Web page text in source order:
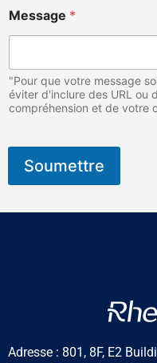
Message *
"Pour que votre message
éviter d'inclure des URL ou
compréhension et de votre
Soumettre
Adresse : 801, 8F, E2